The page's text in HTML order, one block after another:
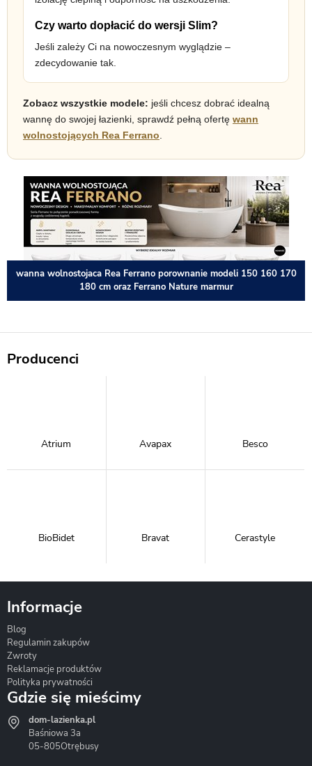
Czy warto dopłacić do wersji Slim?
Jeśli zależy Ci na nowoczesnym wyglądzie –
zdecydowanie tak.
Zobacz wszystkie modele: jeśli chcesz dobrać idealną
wannę do swojej łazienki, sprawdź pełną ofertę wann
wolnostojących Rea Ferrano
wanna wolnostojaca Rea Ferrano porownanie modeli 150 160 170
180 cm oraz Ferrano Nature marmur
Producenci
Atrium Avapax Besco
BioBidet Bravat Cerastyle
Hydrostop
Informacje
Blog
Regulamin zakupów
Zwroty
Reklamacje produktów
Polityka prywatności
Gdzie się mieścimy
dom-lazienka.pl
Baśniowa 3a
05-805Otrębusy